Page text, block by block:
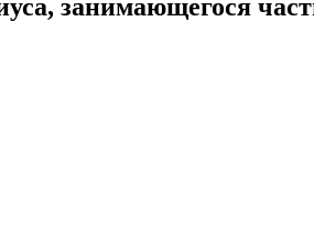
занимающегося